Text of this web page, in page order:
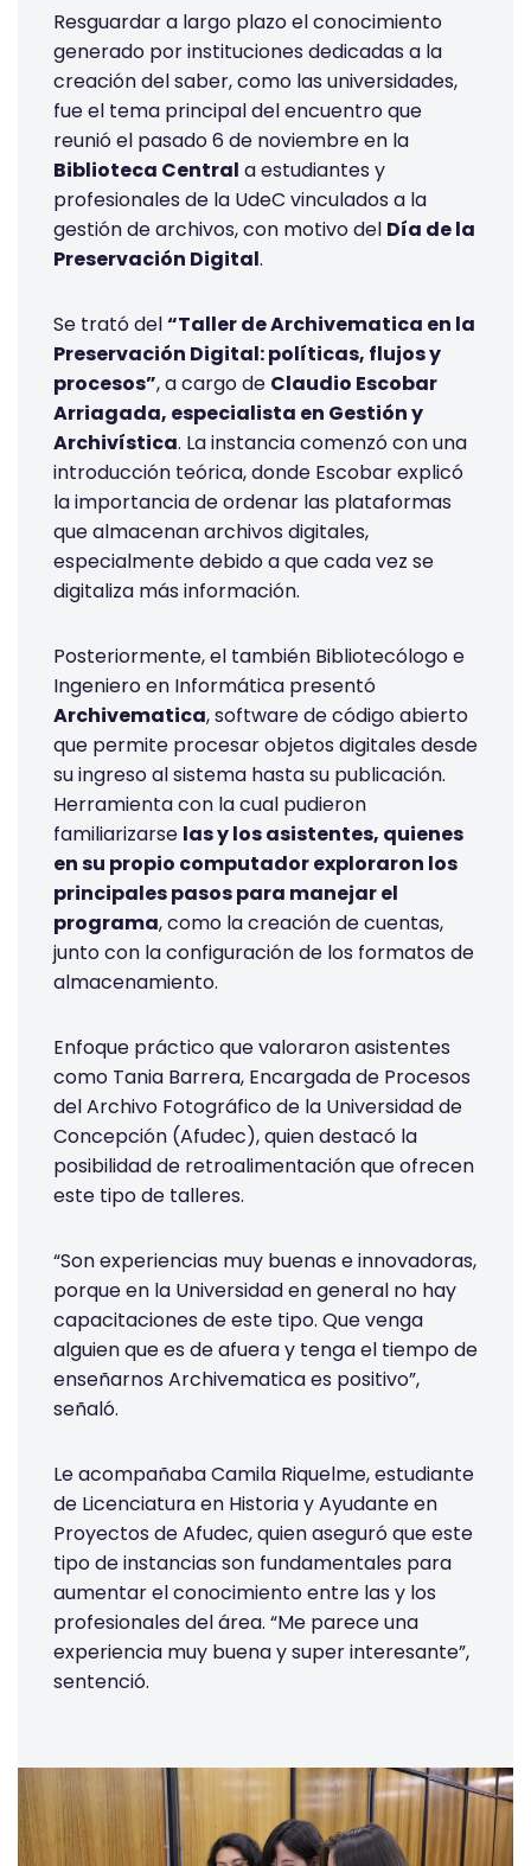
Resguardar a largo plazo el conocimiento
generado por instituciones dedicadas a la
creación del saber, como las universidades,
fue el tema principal del encuentro que
reunió el pasado 6 de noviembre en la
Biblioteca Central a estudiantes y
profesionales de la UdeC vinculados a la
gestión de archivos, con motivo del Día de la
Preservación Digital.
Se trató del“Taller de Archivematica en la
Preservación Digital: políticas, flujos y
procesos”, a cargo de Claudio Escobar
Arriagada, especialista en Gestión y
Archivística. La instancia comenzó con una
introducción teórica, donde Escobar explicó
la importancia de ordenar las plataformas
que almacenan archivos digitales,
especialmente debido a que cada vez se
digitaliza más información.
Posteriormente, el también Bibliotecólogo e
Ingeniero en Informática presentó
Archivematica, software de código abierto
que permite procesar objetos digitales desde
su ingreso al sistema hasta su publicación.
Herramienta con la cual pudieron
familiarizarse las y los asistentes, quienes
en su propio computador exploraron los
principales pasos para manejar el
programa, como la creación de cuentas,
junto con la configuración de los formatos de
almacenamiento.
Enfoque práctico que valoraron asistentes
como Tania Barrera, Encargada de Procesos
del Archivo Fotográfico de la Universidad de
Concepción (Afudec), quien destacó la
posibilidad de retroalimentación que ofrecen
este tipo de talleres.
“Son experiencias muy buenas e innovadoras,
porque en la Universidad en general no hay
capacitaciones de este tipo. Que venga
alguien que es de afuera y tenga el tiempo de
enseñarnos Archivematica es positivo”,
señaló.
Le acompañaba Camila Riquelme, estudiante
de Licenciatura en Historia y Ayudante en
Proyectos de Afudec, quien aseguró que este
tipo de instancias son fundamentales para
aumentar el conocimiento entre las y los
profesionales del área. “Me parece una
experiencia muy buena y super interesante”,
sentenció.